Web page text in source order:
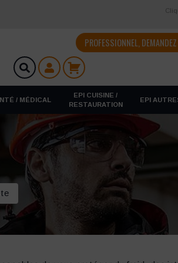
PROFESSIONNEL,
/ MÉDICAL
EPI CUISINE /
RESTAURATION
EPI